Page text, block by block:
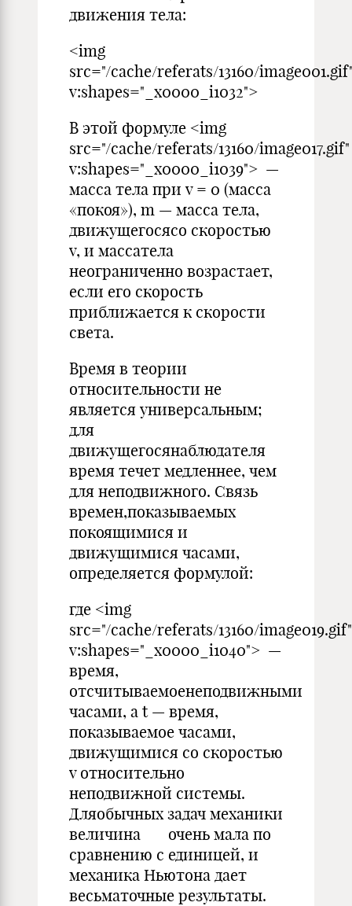
движения тела:
<img
src="/cache/referats/13160/
v:shapes="_x0000_i1032">
В этой формуле <img
src="/cache/referats/13160/image017.gif"
v:shapes="_x0000_i1039"> —
масса тела при v = 0 (масса
«покоя»), m — масса тела,
движущегосясо скоростью
v, и массатела
неограниченно возрастает,
если его скорость
приближается к скорости
света.
Время в теории
относительности не
является универсальным;
для
движущегосянаблюдателя
время течет медленнее, чем
для неподвижного. Связь
времен,показываемых
покоящимися и
движущимися часами,
определяется формулой:
где <img
src="/cache/referats/13160/image019.gif"
v:shapes="_x0000_i1040"> —
время,
отсчитываемоенеподвижными
часами, а t — время,
показываемое часами,
движущимися со скоростью
v относительно
неподвижной системы.
Дляобычных задач механики
величина очень мала по
сравнению с единицей, и
механика Ньютона дает
весьматочные результаты.